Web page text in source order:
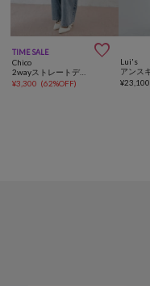
TIME SALE 
Chico
¥3,300 (62%OFF)
Lui's
¥23,100